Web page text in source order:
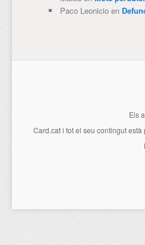
Paco Leonicioen
Els
Card.cati tot el seu contingut